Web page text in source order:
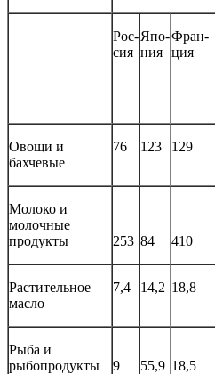
Рос-
сия
Япо-
ния
Фран-
ция
Овощи и
бахчевые
76 123 129
Молоко и
молочные
продукты
253 84 410
Растительное
масло
7,4 14,2 18,8
Рыба и
рыбопродукты
9 55,9 18,5